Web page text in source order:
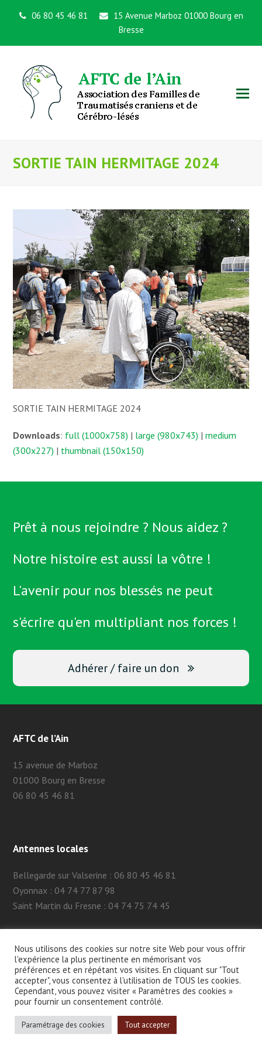
06 80 45 46 81
15 Avenue Marboz 01000 Bourg en
Bresse
SORTIE TAIN HERMITAGE 2024
SORTIE TAIN HERMITAGE 2024
Downloads: full (1000x758) | large (980x743) |medium
(300x227) | thumbnail (150x150)
Prêt à nous rejoindre ? Nous aidez ?
Notre histoire est aussi la vôtre !
L'avenir pour nos blessés ne peut
s'écrire qu'en multipliant nos forces !
Adhérer / faire un don
AFTC de l’Ain
15 avenue de Marboz
01000 Bourg en Bresse
06 80 45 46 81
Antennes locales
Bellegarde sur Valserine : 06 80 45 46 81
Oyonnax : 04 74 77 87 98
Saint Martin du Fresne : 04 74 75 74 45
2026 - AFTC 01 -MENTIONS LÉGALES- SITE CRÉÉ PAR MA-
NAÏS
CE SITE EST PROTÉGÉ PAR RECAPTCHA ET GOOGLE.
POLITIQUE DE CONFIDENTIALITÉ GOOGLE
D'UTILISATION
Nous utilisons des cookies sur notre site Web pour vous offrir
l'expérience la plus pertinente en mémorisant vos
préférences et en répétant vos visites. En cliquant sur "Tout
accepter", vous consentez à l'utilisation de TOUS les cookies.
Cependant, vous pouvez visiter « Paramètres des cookies »
pour fournir un consentement contrôlé.
Paramétrage des cookies Tout accepter